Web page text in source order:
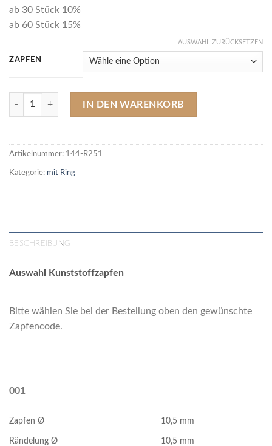
ab 30 Stück 10%
ab 60 Stück 15%
ZAPFEN
AUSWAHL ZURÜCKSETZEN
144-R251 Acrylmundstück, mit Ring, beige (Länge 75 mm / Ø 18 mm)
IN DEN WARENKORB
Artikelnummer: 144-R251
Kategorie: mit Ring
BESCHREIBUNG
Auswahl Kunststoffzapfen
Bitte wählen Sie bei der Bestellung oben den gewünschte
Zapfencode.
001
Zapfen Ø 10,5 mm
Rändelung Ø 10,5 mm